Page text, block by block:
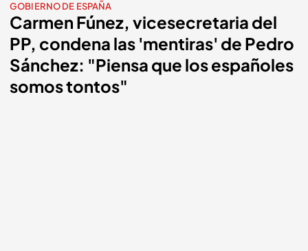
GOBIERNO DE ESPAÑA
Carmen Fúnez, vicesecretaria del
PP, condena las 'mentiras' de Pedro
Sánchez: "Piensa que los españoles
somos tontos"